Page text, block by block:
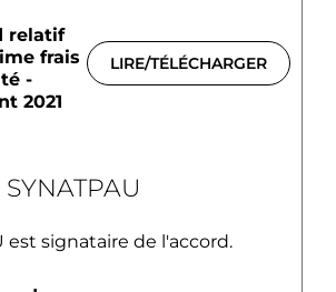
relatif
frais
-
2021
LIRE/TÉLÉCHARGER
SYNATPAU
est signataire de l'accord.